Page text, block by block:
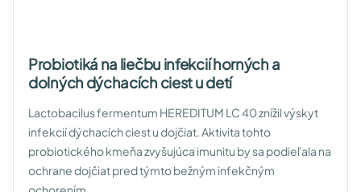
Probiotiká na liečbu infekcií horných a
dolných dýchacích ciest u detí
Lactobacilus fermentum HEREDITUM LC 40 znížil výskyt
infekcií dýchacích ciest u dojčiat. Aktivita tohto
probiotického kmeňa zvyšujúca imunitu by sa podieľala na
ochrane dojčiat pred týmto bežným infekčným